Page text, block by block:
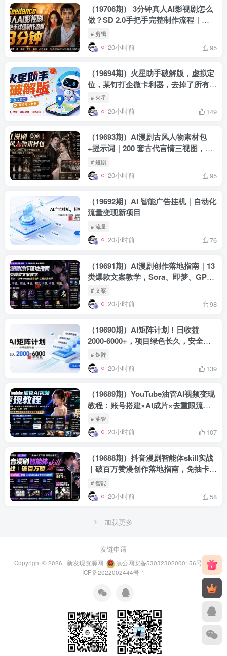
（19706期） 3分钟真人AI影视剧怎么
做？SD 2.0手把手完整制作流程｜
Higgsfield 14天SD 2.0/2.5无限生成
# 剪辑
20小时前 95
（19694期）火星助手破解版，虚拟定
位，某钉打企微卡利器，去掉了所有广
告，打开即用
# 火星
20小时前 149
（19693期）AI漫剧古风人物素材包
+提示词｜200 套古代言情三视图，配
套专属提示词短剧主角配角直接套用
# 短剧
20小时前 95
（19692期）AI 智能广告挂机｜自动化
流量变现新项目
# 流量
20小时前 76
（19691期）AI漫剧创作落地指南｜13
类爆款文案教学，Sora、即梦、GPT-
Image全套出片工具实操教学
# 文案
20小时前 98
（19690期）AI矩阵计划！日收益
2000-6000+，项目绿色长久，安全稳
健，合规靠谱，可批量放大。
# 矩阵
20小时前 139
（19689期）YouTube油管AI视频变现
教程：账号搭建×AI成片×去重限流解
决方案×YPP变现×AI真人生成×人物一
致性
# 油管
20小时前 107
（19688期）抖音漫剧智能体skill实战
｜破百万赞漫创作落地指南，免抽卡工
作流配套全套提示词素材
# 智能
20小时前 58
加载更多
友链申请
Copyright © 2026 · 新发现资源网 滇公网安备53032302000156号
滇
ICP备2022002444号-1